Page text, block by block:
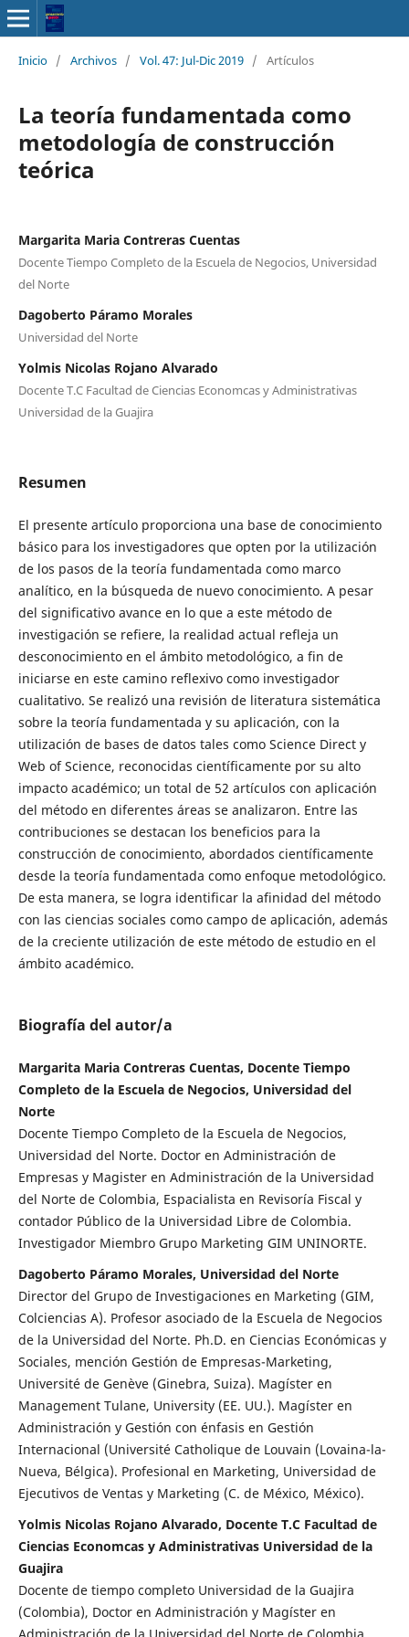
Inicio / Archivos / Vol. 47: Jul-Dic 2019 / Artículos
La teoría fundamentada como
metodología de construcción
teórica
Margarita Maria Contreras Cuentas
Docente Tiempo Completo de la Escuela de Negocios, Universidad
del Norte
Dagoberto Páramo Morales
Universidad del Norte
Yolmis Nicolas Rojano Alvarado
Docente T.C Facultad de Ciencias Economcas y Administrativas
Universidad de la Guajira
Resumen
El presente artículo proporciona una base de conocimiento
básico para los investigadores que opten por la utilización
de los pasos de la teoría fundamentada como marco
analítico, en la búsqueda de nuevo conocimiento. A pesar
del significativo avance en lo que a este método de
investigación se refiere, la realidad actual refleja un
desconocimiento en el ámbito metodológico, a fin de
iniciarse en este camino reflexivo como investigador
cualitativo. Se realizó una revisión de literatura sistemática
sobre la teoría fundamentada y su aplicación, con la
utilización de bases de datos tales como Science Direct y
Web of Science, reconocidas científicamente por su alto
impacto académico; un total de 52 artículos con aplicación
del método en diferentes áreas se analizaron. Entre las
contribuciones se destacan los beneficios para la
construcción de conocimiento, abordados científicamente
desde la teoría fundamentada como enfoque metodológico.
De esta manera, se logra identificar la afinidad del método
con las ciencias sociales como campo de aplicación, además
de la creciente utilización de este método de estudio en el
ámbito académico.
Biografía del autor/a
Margarita Maria Contreras Cuentas, Docente Tiempo
Completo de la Escuela de Negocios, Universidad del
Norte
Docente Tiempo Completo de la Escuela de Negocios,
Universidad del Norte. Doctor en Administración de
Empresas y Magister en Administración de la Universidad
del Norte de Colombia, Espacialista en Revisoría Fiscal y
contador Público de la Universidad Libre de Colombia.
Investigador Miembro Grupo Marketing GIM UNINORTE.
Dagoberto Páramo Morales, Universidad del Norte
Director del Grupo de Investigaciones en Marketing (GIM,
Colciencias A). Profesor asociado de la Escuela de Negocios
de la Universidad del Norte. Ph.D. en Ciencias Económicas y
Sociales, mención Gestión de Empresas-Marketing,
Université de Genève (Ginebra, Suiza). Magíster en
Management Tulane, University (EE. UU.). Magíster en
Administración y Gestión con énfasis en Gestión
Internacional (Université Catholique de Louvain (Lovaina-la-
Nueva, Bélgica). Profesional en Marketing, Universidad de
Ejecutivos de Ventas y Marketing (C. de México, México).
Yolmis Nicolas Rojano Alvarado, Docente T.C Facultad de
Ciencias Economcas y Administrativas Universidad de la
Guajira
Docente de tiempo completo Universidad de la Guajira
(Colombia), Doctor en Administración y Magíster en